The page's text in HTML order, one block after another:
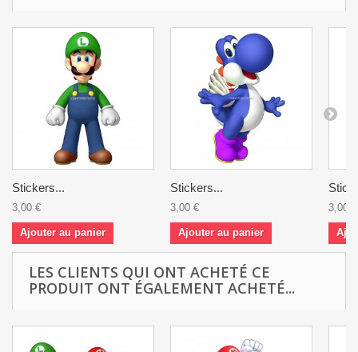
Stickers...
3,00 €
Ajouter au panier
Stickers...
3,00 €
Ajouter au panier
3,00 €
LES CLIENTS QUI ONT ACHETÉ CE
PRODUIT ONT ÉGALEMENT ACHETÉ...